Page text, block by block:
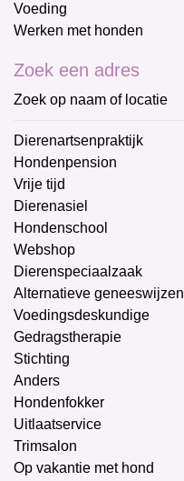
Voeding
Werken met honden
Zoek een adres
Zoek op naam of locatie
Dierenartsenpraktijk
Hondenpension
Vrije tijd
Dierenasiel
Hondenschool
Webshop
Dierenspeciaalzaak
Alternatieve geneeswijzen
Voedingsdeskundige
Gedragstherapie
Stichting
Anders
Hondenfokker
Uitlaatservice
Trimsalon
Op vakantie met hond